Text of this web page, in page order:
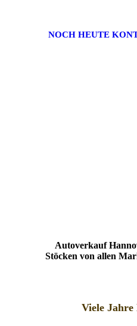
NOCH HEUTE
Autoverkauf
Stöcken von allen
Viele